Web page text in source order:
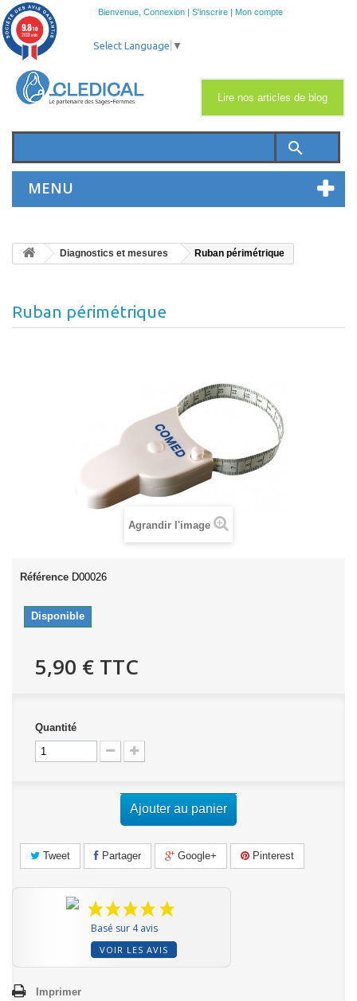
Bienvenue, Connexion | S'inscrire | Mon compte
search
MENU
Lire nos articles de blog
Select Language ▼
Diagnostics et mesures Ruban périmétrique
Ruban périmétrique
Agrandir l'image
Référence D00026
Disponible
5,90 € TTC
Quantité
Ajouter au panier
Tweet Partager Google+ Pinterest
Basé sur 4 avis
VOIR LES AVIS
Imprimer
9.8/10
2033 avis